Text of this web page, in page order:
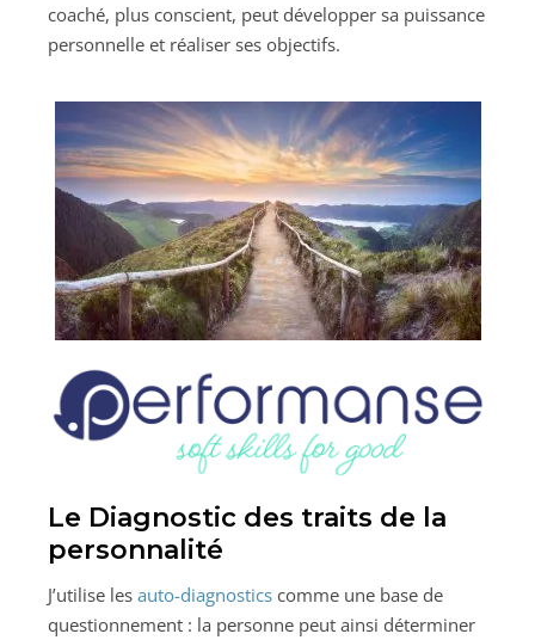
coaché, plus conscient, peut développer sa puissance
personnelle et réaliser ses objectifs.
Le Diagnostic des traits de la
personnalité
J’utilise les auto-diagnostics comme une base de
questionnement : la personne peut ainsi déterminer